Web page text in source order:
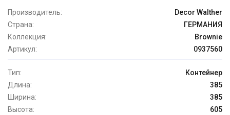
Производитель:
Decor Walther
Страна:
ГЕРМАНИЯ
Коллекция:
Brownie
Артикул:
0937560
Тип:
Контейнер
Длина:
385
Ширина:
385
Высота:
605